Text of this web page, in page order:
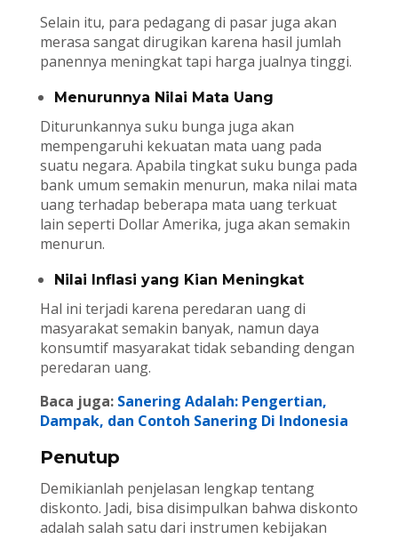
Selain itu, para pedagang di pasar juga akan
merasa sangat dirugikan karena hasil jumlah
panennya meningkat tapi harga jualnya tinggi.
Menurunnya Nilai Mata Uang
Diturunkannya suku bunga juga akan
mempengaruhi kekuatan mata uang pada
suatu negara. Apabila tingkat suku bunga pada
bank umum semakin menurun, maka nilai mata
uang terhadap beberapa mata uang terkuat
lain seperti Dollar Amerika, juga akan semakin
menurun.
Nilai Inflasi yang Kian Meningkat
Hal ini terjadi karena peredaran uang di
masyarakat semakin banyak, namun daya
konsumtif masyarakat tidak sebanding dengan
peredaran uang.
Baca juga: Sanering Adalah: Pengertian,
Dampak, dan Contoh Sanering Di Indonesia
Penutup
Demikianlah penjelasan lengkap tentang
diskonto. Jadi, bisa disimpulkan bahwa diskonto
adalah salah satu dari instrumen kebijakan